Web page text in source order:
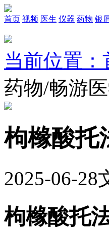
首页 视频 医生 仪器 药物 银
当前位置：
药物/畅游
枸橼酸托
2025-06-28
枸橼酸托